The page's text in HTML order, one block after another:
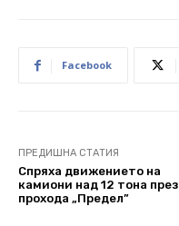
Facebook
ПРЕДИШНА СТАТИЯ
Спряха движението на
камиони над 12 тона през
прохода „Предел”